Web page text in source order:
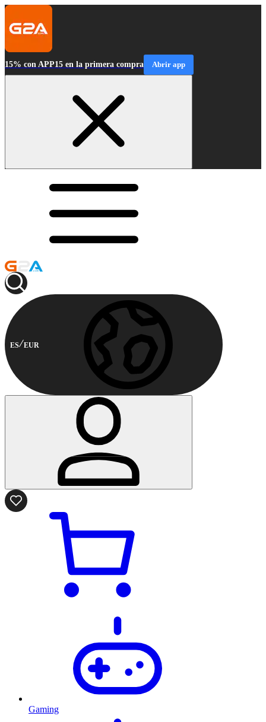
15% con APP15 en la primera compra Abrir app
ES EUR
Gaming